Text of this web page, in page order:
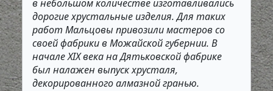
в небольшом количестве изготавливались
дорогие хрустальные изделия. Для таких
работ Мальцовы привозили мастеров со
своей фабрики в Можайской губернии. В
начале XIX века на Дятьковской фабрике
был налажен выпуск хрусталя,
декорированного алмазной гранью.